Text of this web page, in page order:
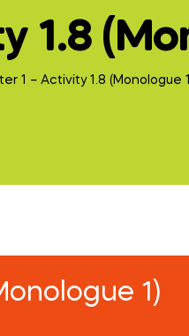
1.8
1 – Activity 1.8 (Monologue
1)